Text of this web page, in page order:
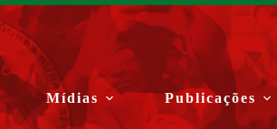
Mídias Publicações